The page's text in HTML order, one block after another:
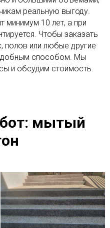
реальную выгоду.
минимум 10 лет, а при
Чтобы заказать
полов или любые другие
способом. Мы
и обсудим стоимость.
мытый